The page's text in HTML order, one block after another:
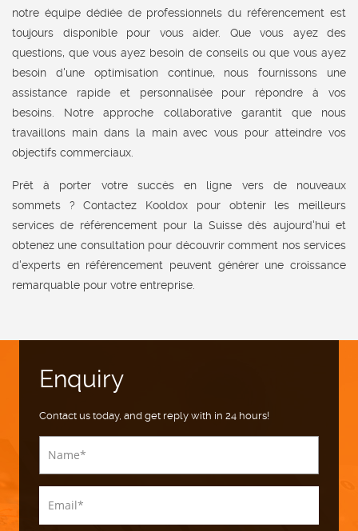
notre équipe dédiée de professionnels du référencement est
toujours disponible pour vous aider. Que vous ayez des
questions, que vous ayez besoin de conseils ou que vous ayez
besoin d'une optimisation continue, nous fournissons une
assistance rapide et personnalisée pour répondre à vos
besoins. Notre approche collaborative garantit que nous
travaillons main dans la main avec vous pour atteindre vos
objectifs commerciaux.
Prêt à porter votre succès en ligne vers de nouveaux
sommets ? Contactez Kooldox pour obtenir les meilleurs
services de référencement pour la Suisse dès aujourd'hui et
obtenez une consultation pour découvrir comment nos services
d'experts en référencement peuvent générer une croissance
remarquable pour votre entreprise.
Enquiry
Contact us today, and get reply with in 24 hours!